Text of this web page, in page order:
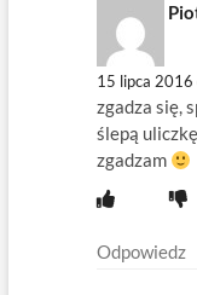
15 lipca 2016
zgadza się,
ślepą
zgadzam
Odpowiedz